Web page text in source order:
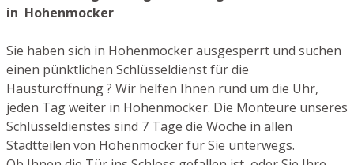
in Hohenmocker
Sie haben sich in Hohenmocker ausgesperrt und suchen
einen pünktlichen Schlüsseldienst für die
Haustüröffnung ? Wir helfen Ihnen rund um die Uhr,
jeden Tag weiter in Hohenmocker. Die Monteure unseres
Schlüsseldienstes sind 7 Tage die Woche in allen
Stadtteilen von Hohenmocker für Sie unterwegs.